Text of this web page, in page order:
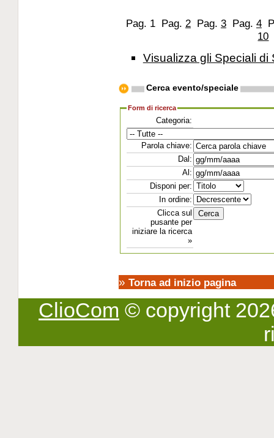
Pag. 1 Pag. 2 Pag. 3 Pag. 4
10
Visualizza gli Speciali di
Cerca evento/speciale
Form di ricerca
Categoria:
Parola chiave:
Dal:
Al:
Disponi per:
In ordine:
Clicca sul
pusante per
iniziare la ricerca
»
» Torna ad inizio pagina
ClioCom © copyright